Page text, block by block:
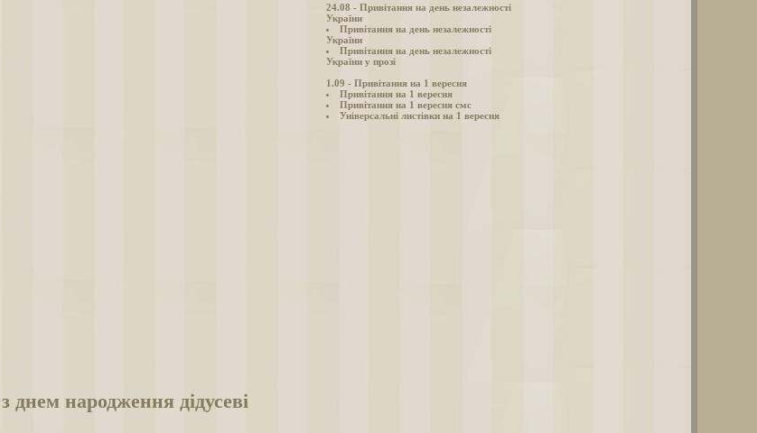
24.08 - Привітання на день незалежності
України
Привітання на день незалежності
України
Привітання на день незалежності
України у прозі
1.09 - Привітання на 1 вересня
Привітання на 1 вересня
Привітання на 1 вересня смс
Універсальні листівки на 1 вересня
днем народження дідусеві